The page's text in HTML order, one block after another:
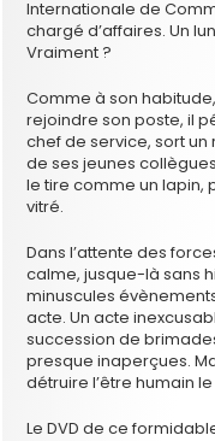
Internationale de
chargé d’affaires. Un
Vraiment ?
Comme à son
rejoindre son poste, il
chef de service, sort un
de ses jeunes
le tire comme un lapin,
vitré.
Dans l’attente des
calme, jusque-là sans
minuscules
acte. Un acte
succession de
presque inaperçues.
détruire l’être humain
Le DVD de ce